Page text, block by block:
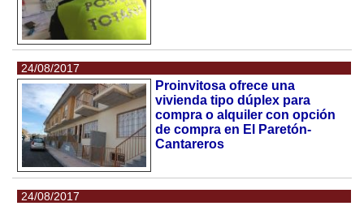
24/08/2017
Proinvitosa ofrece una
vivienda tipo dúplex para
compra o alquiler con opción
de compra en El Paretón-
Cantareros
24/08/2017